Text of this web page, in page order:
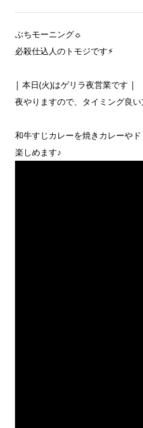
ぶちモーニング☼
必殺仕込人のトモジです⚡︎
| 本日(火)はゲリラ夜営業です |
夜やりますので、タイミング良
和牛すじカレーを焼きカレーやド
楽しめます♪